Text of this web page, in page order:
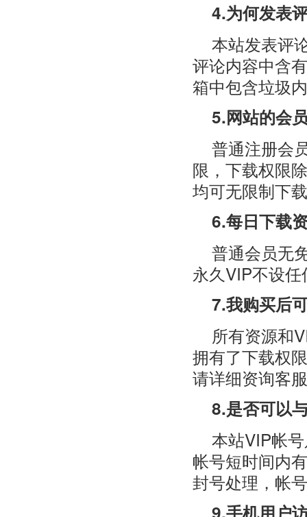
4.为何发表
本站发表评
评论内容中含
箱中包含垃圾
5.网站的会
普通注册会
限，下载权限
均可无限制下
6.每日下载
普通会员无
永久VIP不设
7.我购买后
所有资源和
拥有了下载权
请详细资询客
8.是否可以
本站VIP帐
帐号短时间内
封号处理，帐
9.手机用户